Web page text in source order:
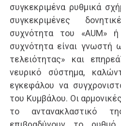
συγκεκριμένα ρυθμικά
συγκεκριμένες
συχνότητα του «AUM»
συχνότητα είναι γνωστή
τελειότητας» και
νευρικό σύστημα,
εγκεφάλου να
του Κυμβάλου. Οι
το αντανακλαστικό